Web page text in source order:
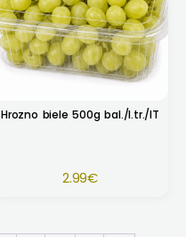
Hrozno biele 500g bal./I.tr./IT
2.99€